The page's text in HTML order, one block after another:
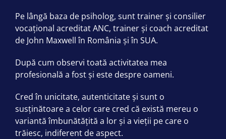
Pe lângă baza de psiholog, sunt trainer și consilier
vocațional acreditat ANC, trainer și coach acreditat
de John Maxwell în România și în SUA.
După cum observi toată activitatea mea
profesională a fost și este despre oameni.
Cred în unicitate, autenticitate și sunt o
susținătoare a celor care cred că există mereu o
variantă îmbunătățită a lor și a vieții pe care o
trăiesc, indiferent de aspect.